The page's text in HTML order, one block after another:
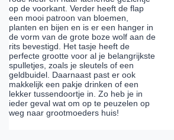
op de voorkant. Verder heeft de flap
een mooi patroon van bloemen,
planten en bijen en is er een hanger in
de vorm van de grote boze wolf aan de
rits bevestigd. Het tasje heeft de
perfecte grootte voor al je belangrijkste
spulletjes, zoals je sleutels of een
geldbuidel. Daarnaast past er ook
makkelijk een pakje drinken of een
lekker tussendoortje in. Zo heb je in
ieder geval wat om op te peuzelen op
weg naar grootmoeders huis!